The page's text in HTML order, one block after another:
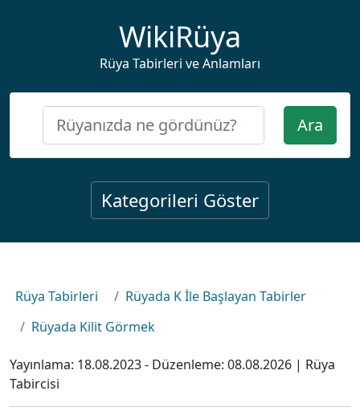
WikiRüya
Rüya Tabirleri ve Anlamları
Ara
Kategorileri Göster
Rüya Tabirleri
Rüyada K İle Başlayan Tabirler
Rüyada Kilit Görmek
Yayınlama: 18.08.2023- Düzenleme: 08.08.2026 | Rüya
Tabircisi